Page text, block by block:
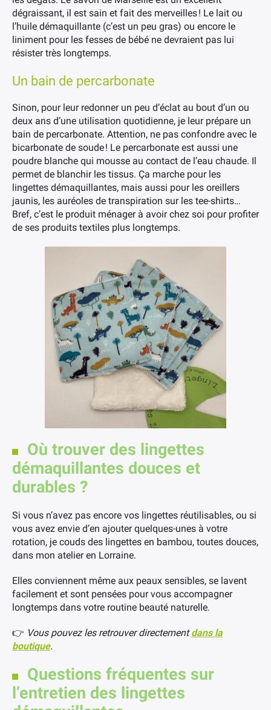
dégraissant, il est sain et fait des merveilles ! Le lait ou
l’huile démaquillante (c’est un peu gras) ou encore le
liniment pour les fesses de bébé ne devraient pas lui
résister très longtemps.
Un bain de percarbonate
Sinon, pour leur redonner un peu d’éclat au bout d’un ou
deux ans d’une utilisation quotidienne, je leur prépare un
bain de percarbonate. Attention, ne pas confondre avec le
bicarbonate de soude ! Le percarbonate est aussi une
poudre blanche qui mousse au contact de l’eau chaude. Il
permet de blanchir les tissus. Ça marche pour les
lingettes démaquillantes, mais aussi pour les oreillers
jaunis, les auréoles de transpiration sur les tee-shirts…
Bref, c’est le produit ménager à avoir chez soi pour profiter
de ses produits textiles plus longtemps.
Où trouver des lingettes
démaquillantes douces et
durables ?
Si vous n’avez pas encore vos lingettes réutilisables, ou si
vous avez envie d’en ajouter quelques-unes à votre
rotation, je couds des lingettes en bambou, toutes douces,
dans mon atelier en Lorraine.
Elles conviennent même aux peaux sensibles, se lavent
facilement et sont pensées pour vous accompagner
longtemps dans votre routine beauté naturelle.
👉 Vous pouvez les retrouver directementdans la
boutique.
Questions fréquentes sur
l’entretien des lingettes